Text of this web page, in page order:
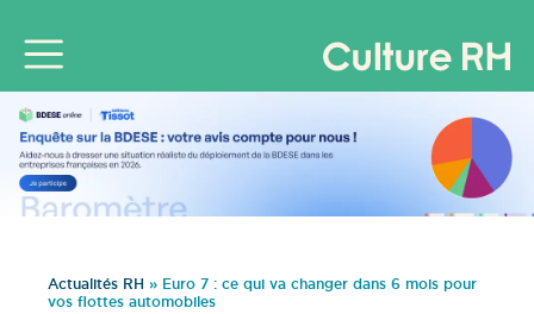
Actualités RH » Euro 7 : ce qui va changer dans 6 mois pour
vos flottes automobiles